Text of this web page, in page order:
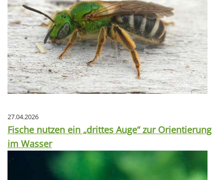
27.04.2026
Fische nutzen ein „drittes Auge“ zur Orientierung
im Wasser